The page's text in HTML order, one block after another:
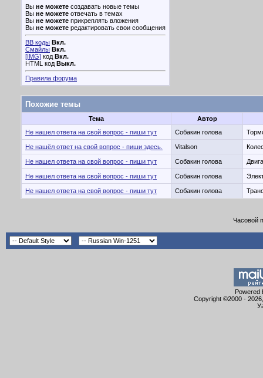
Вы не можете создавать новые темы
Вы не можете отвечать в темах
Вы не можете прикреплять вложения
Вы не можете редактировать свои сообщения
BB коды Вкл.
Смайлы Вкл.
[IMG] код Вкл.
HTML код Выкл.
Правила форума
Похожие темы
Тема
Автор
Не нашел ответа на свой вопрос - пиши тут
Собакин голова
Не нашёл ответ на свой вопрос - пиши здесь. Vitalson
Не нашел ответа на свой вопрос - пиши тут Собакин голова
Не нашел ответа на свой вопрос - пиши тут Собакин голова
Не нашел ответа на свой вопрос - пиши тут Собакин голова
Часовой
Powered
Copyright ©2000 -